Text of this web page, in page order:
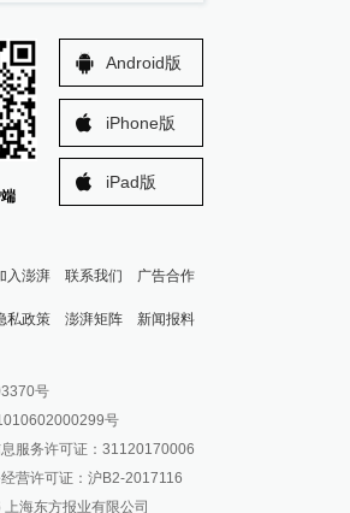
Android版
iPhone版
iPad版
入澎湃 联系我们 广告合作
私政策 澎湃矩阵
澎湃新闻公众号
澎湃新闻抖音号
派生万物开放平台
新闻报料
news@thepaper.cn
号
号
服务许可证：31120170006
营许可证：沪B2-2017116
上海东方报业有限公司